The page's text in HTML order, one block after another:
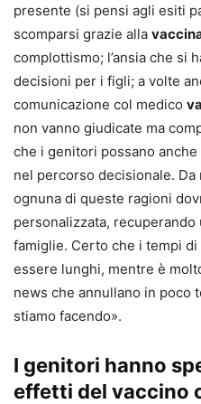
presente (si pensi agli esiti
scomparsi grazie alla
complottismo; l’ansia che si
decisioni per i figli; a volte
comunicazione col medico
non vanno giudicate ma
che i genitori possano
nel percorso decisionale.
ognuna di queste ragioni
personalizzata,
famiglie. Certo che i tempi
essere lunghi, mentre è
news che annullano in poco
stiamo facendo».
I genitori hanno
effetti del vaccino